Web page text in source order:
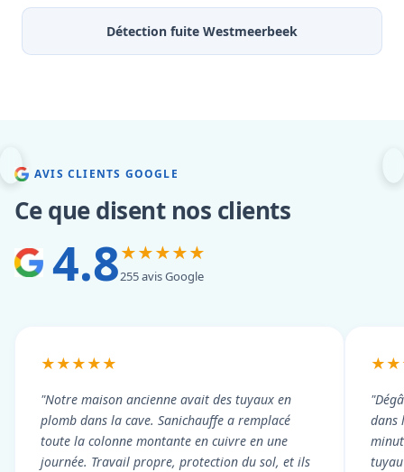
Détection fuite Westmeerbeek
AVIS CLIENTS GOOGLE
Ce que disent nos clients
4.8★★★★★
255 avis Google
★★★★★
"Notre maison ancienne avait des tuyaux en
plomb dans la cave. Sanichauffe a remplacé
toute la colonne montante en cuivre en une
journée. Travail propre, protection du sol, et ils
dans